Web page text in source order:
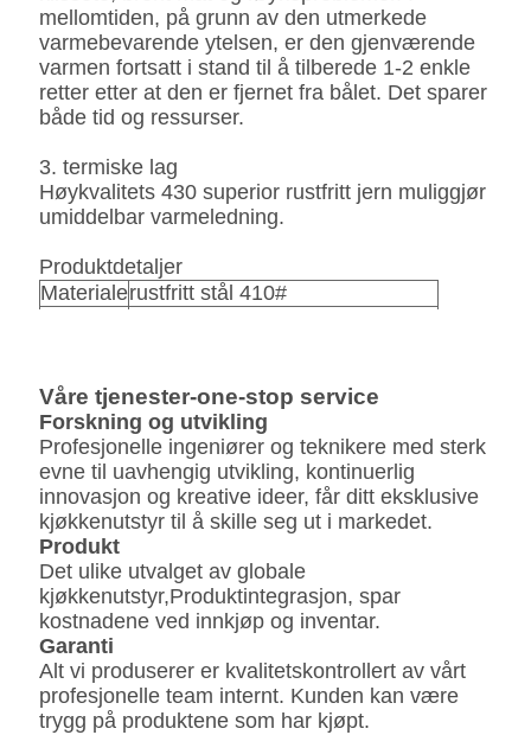
mellomtiden, på grunn av den utmerkede
varmebevarende ytelsen, er den gjenværende
varmen fortsatt i stand til å tilberede 1-2 enkle
retter etter at den er fjernet fra bålet. Det sparer
både tid og ressurser.
3. termiske lag
Høykvalitets 430 superior rustfritt jern muliggjør
umiddelbar varmeledning.
Produktdetaljer
Materialerustfritt stål 410#
Meas
63*32*42 cm
Våre tjenester-one-stop service
Forskning og utvikling
Profesjonelle ingeniører og teknikere med sterk
evne til uavhengig utvikling, kontinuerlig
innovasjon og kreative ideer, får ditt eksklusive
kjøkkenutstyr til å skille seg ut i markedet.
Produkt
Det ulike utvalget av globale
kjøkkenutstyr,Produktintegrasjon, spar
kostnadene ved innkjøp og inventar.
Garanti
Alt vi produserer er kvalitetskontrollert av vårt
profesjonelle team internt. Kunden kan være
trygg på produktene som har kjøpt.